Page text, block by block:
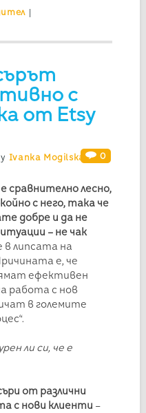
|
с
от Etsy
Ivanka Mogilska 0
сравнително лесно,
с него, така че
добре и да не
– не чак
липсата на
е, че
ефективен
работа с нов
в големите
ли си, че е
от различни
с нови клиенти –